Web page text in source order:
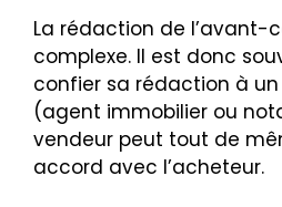
La rédaction de l’avant-
complexe. Il est donc
confier sa rédaction à
(agent immobilier ou
vendeur peut tout de
accord avec l’acheteur.